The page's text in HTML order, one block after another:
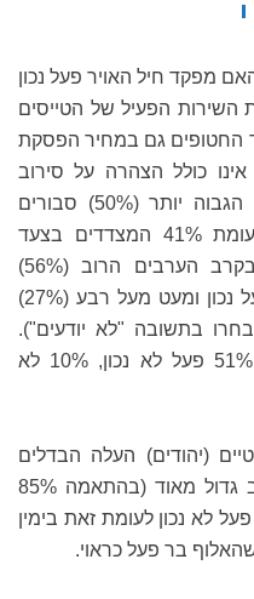
מפקד חיל האויר פעל נכון
השירות הפעיל של הטייסים
החטופים גם במחיר הפסקת
כולל הצהרה על סירוב
לשרת?". בקרב היהודים השיעור הגבוה יותר (50%) סבורים
שהמפקד פעל לא נכון בעניין לעומת 41% המצדדים בצעד
שעשה (9% ענו "לא יודעים"). בקרב הערבים הרוב (56%)
חושבים שהאלוף תומר בר לא פעל נכון ומעט מעל רבע (27%)
בלבד סבורים שפעל נכון (17% בחרו בתשובה "לא יודעים").
בכלל המדגם – 39% פעל נכון, 51% פעל לא נכון, 10% לא
(יהודים) העלה הבדלים
גדולים מאוד: בשמאל ובמרכז רוב גדול מאוד (בהתאמה 85%
פעל לא נכון לעומת זאת בימין